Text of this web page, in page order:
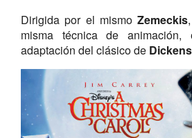
Dirigida por el mismoZemeckis
misma técnica de
adaptación del clásico de Dickens